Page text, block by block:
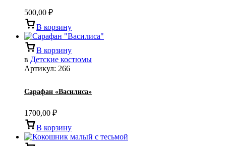
500,00 ₽
В корзину
В корзину
в Детские костюмы
Артикул: 266
Сарафан «Василиса»
1700,00 ₽
В корзину